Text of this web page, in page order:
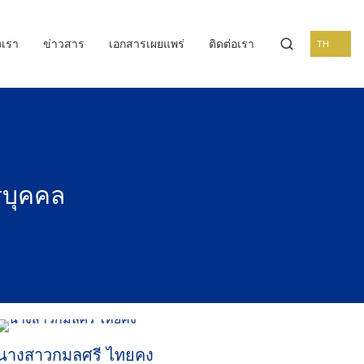
รา ข่าวสาร เอกสารเผยแพร่ ติดต่อเรา TH
คคล
างสาวกมลศรี ไทยคง